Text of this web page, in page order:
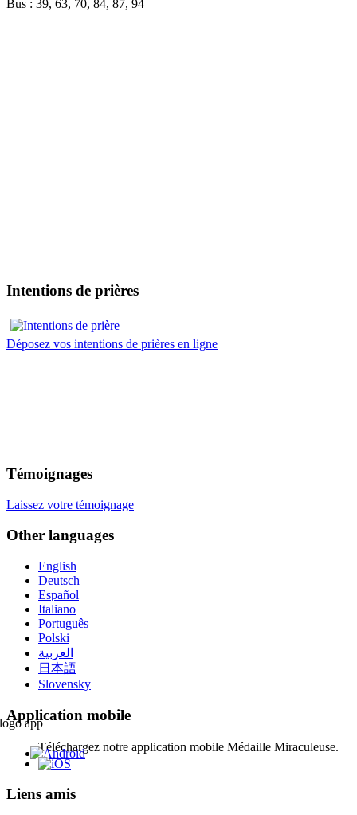
Bus : 39, 63, 70, 84, 87, 94
Intentions de prières
Déposez vos intentions de prières en ligne
Témoignages
Laissez votre témoignage
Other languages
English
Deutsch
Español
Italiano
Português
Polski
العربية
日本語
Slovensky
Application mobile
Téléchargez notre application mobile Médaille Miraculeuse.
Liens amis